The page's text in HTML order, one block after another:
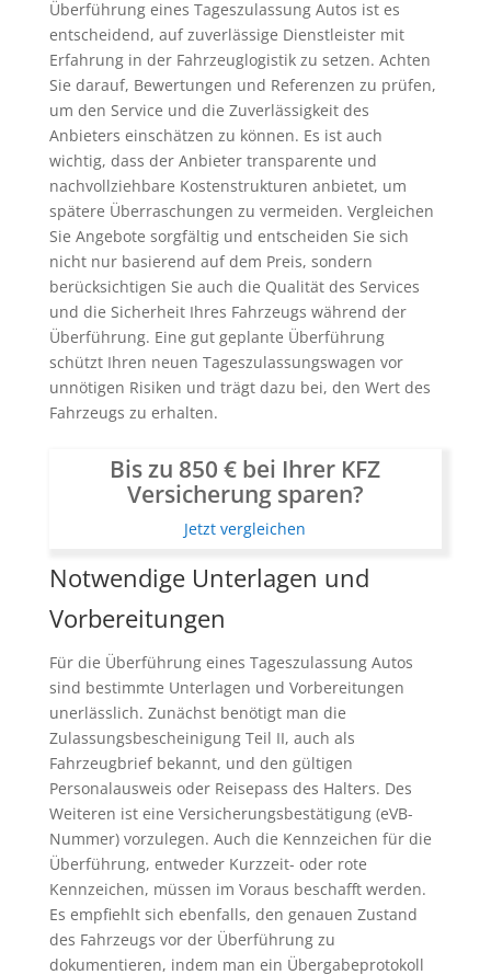
Überführung eines Tageszulassung Autos ist es
entscheidend, auf zuverlässige Dienstleister mit
Erfahrung in der Fahrzeuglogistik zu setzen. Achten
Sie darauf, Bewertungen und Referenzen zu prüfen,
um den Service und die Zuverlässigkeit des
Anbieters einschätzen zu können. Es ist auch
wichtig, dass der Anbieter transparente und
nachvollziehbare Kostenstrukturen anbietet, um
spätere Überraschungen zu vermeiden. Vergleichen
Sie Angebote sorgfältig und entscheiden Sie sich
nicht nur basierend auf dem Preis, sondern
berücksichtigen Sie auch die Qualität des Services
und die Sicherheit Ihres Fahrzeugs während der
Überführung. Eine gut geplante Überführung
schützt Ihren neuen Tageszulassungswagen vor
unnötigen Risiken und trägt dazu bei, den Wert des
Fahrzeugs zu erhalten.
Bis zu 850 € bei Ihrer KFZ
Versicherung sparen?
Jetzt vergleichen
Notwendige Unterlagen und
Vorbereitungen
Für die Überführung eines Tageszulassung Autos
sind bestimmte Unterlagen und Vorbereitungen
unerlässlich. Zunächst benötigt man die
Zulassungsbescheinigung Teil II, auch als
Fahrzeugbrief bekannt, und den gültigen
Personalausweis oder Reisepass des Halters. Des
Weiteren ist eine Versicherungsbestätigung (eVB-
Nummer) vorzulegen. Auch die Kennzeichen für die
Überführung, entweder Kurzzeit- oder rote
Kennzeichen, müssen im Voraus beschafft werden.
Es empfiehlt sich ebenfalls, den genauen Zustand
des Fahrzeugs vor der Überführung zu
dokumentieren, indem man ein Übergabeprotokoll